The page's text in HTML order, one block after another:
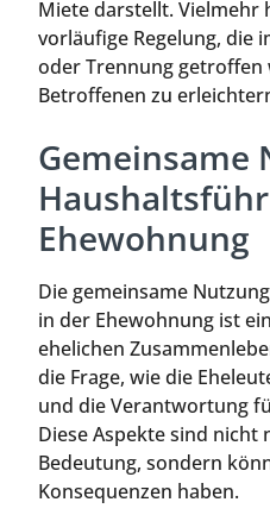
Miete darstellt. Vielmehr
vorläufige Regelung, die
oder Trennung getroffen
Betroffenen zu
Gemeinsame
Ehewohnung
Die gemeinsame
in der Ehewohnung ist
ehelichen
die Frage, wie die
und die Verantwortung
Diese Aspekte sind nicht
Bedeutung, sondern
Konsequenzen haben.